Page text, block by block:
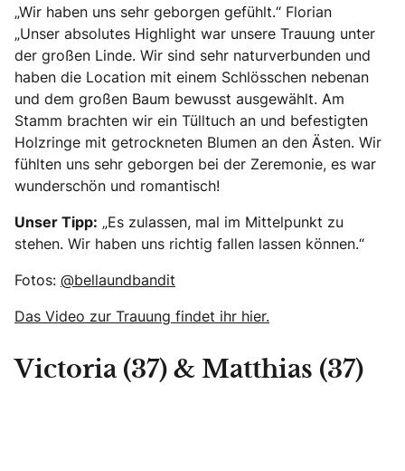
„Wir haben uns sehr geborgen gefühlt.“ Florian
„Unser absolutes Highlight war unsere Trauung unter
der großen Linde. Wir sind sehr naturverbunden und
haben die Location mit einem Schlösschen nebenan
und dem großen Baum bewusst ausgewählt. Am
Stamm brachten wir ein Tülltuch an und befestigten
Holzringe mit getrockneten Blumen an den Ästen. Wir
fühlten uns sehr geborgen bei der Zeremonie, es war
wunderschön und romantisch!
Unser Tipp: „Es zulassen, mal im Mittelpunkt zu
stehen. Wir haben uns richtig fallen lassen können.“
Fotos: @bellaundbandit
Das Video zur Trauung findet ihr hier.
Victoria (37) & Matthias (37)